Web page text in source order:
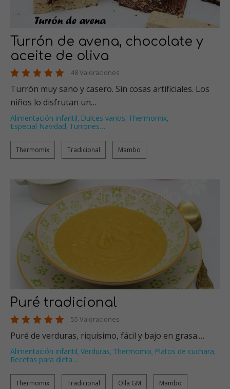
Turrón de avena, chocolate y
aceite de oliva
48 Valoraciones
Turrón muy sano y casero. Sin cosas artificiales. Los
niños lo disfrutan un…
Alimentación infantil, Dulces varios, Thermomix,
Especial Navidad, Turrones…
Thermomix Tradicional Mambo
Puré tradicional
55 Valoraciones
Puré de verduras, riquísimo, fácil y bajo en grasa.…
Alimentación infantil, Verduras, Thermomix, Platos de cuchara,
Recetas para dieta…
Thermomix Tradicional Olla GM Mambo